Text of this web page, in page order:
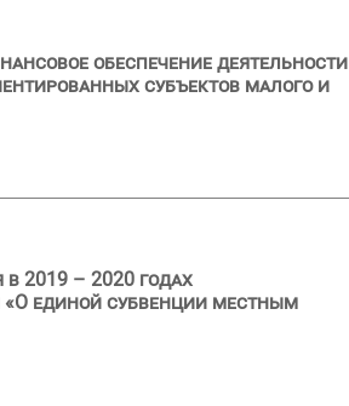
обеспечение деятельности
субъектов малого и
2019 – 2020 годах
единой субвенции местным